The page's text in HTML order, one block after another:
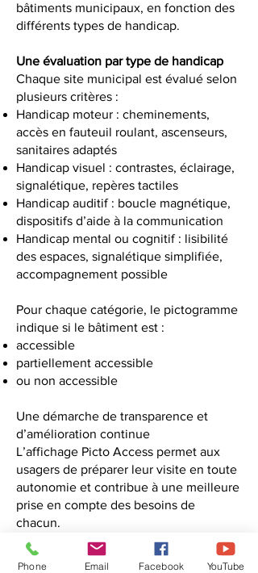
bâtiments municipaux, en fonction des
différents types de handicap.
Une évaluation par type de handicap
Chaque site municipal est évalué selon
plusieurs critères :
Handicap moteur : cheminements,
accès en fauteuil roulant, ascenseurs,
sanitaires adaptés
Handicap visuel : contrastes, éclairage,
signalétique, repères tactiles
Handicap auditif : boucle magnétique,
dispositifs d’aide à la communication
Handicap mental ou cognitif : lisibilité
des espaces, signalétique simplifiée,
accompagnement possible
Pour chaque catégorie, le pictogramme
indique si le bâtiment est :
accessible
partiellement accessible
ou non accessible
Une démarche de transparence et
d’amélioration continue
L’affichage Picto Access permet aux
usagers de préparer leur visite en toute
autonomie et contribue à une meilleure
prise en compte des besoins de
chacun.
Il s’inscrit dans une démarche globale
Phone Email Facebook YouTube